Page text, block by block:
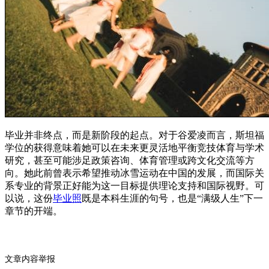
毕业并非终点，而是新阶段的起点。对于谷爱凌而言，斯坦福
学位的获得意味着她可以在未来更灵活地平衡竞技体育与学术
研究，甚至可能涉足政策咨询、体育管理或跨文化交流等方
向。她此前曾表示希望推动冰雪运动在中国的发展，而国际关
系专业的背景正好能为这一目标提供理论支持和国际视野。可
以说，这份毕业照既是本科生涯的句号，也是“满级人生”下一
章节的开端。
文章内容举报